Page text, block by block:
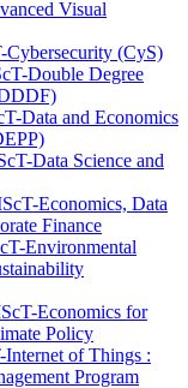
Visual
(CyS)
Double Degree
Data and Economics
Data Science and
Economics, Data
Finance
Environmental
Economics for
Policy
of Things :
Program